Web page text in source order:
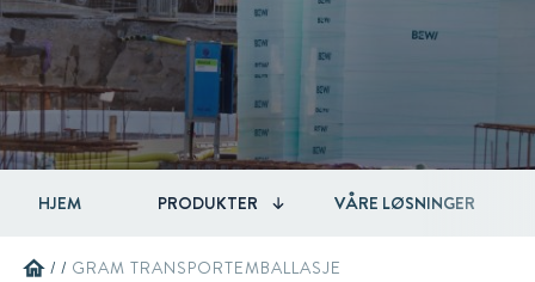
HJEM PRODUKTER VÅRE LØSNINGER
home / / GRAM TRANSPORTEMBALLASJE